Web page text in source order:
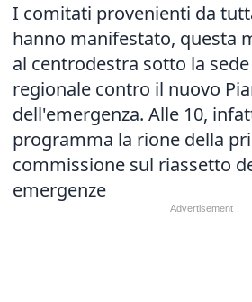
I comitati provenienti da
hanno manifestato, questa
al centrodestra sotto la
regionale contro il nuovo
dell'emergenza. Alle 10,
programma la rione della
commissione sul riassetto
emergenze